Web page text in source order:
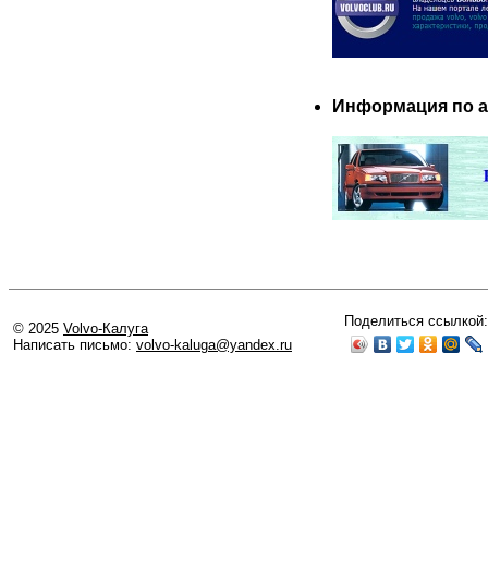
Информация по
© 2025 Volvo-Калуга
Написать письмо: volvo-kaluga@yandex.ru
Поделиться ссылкой: